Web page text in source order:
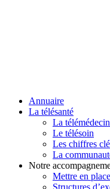
Annuaire
La télésanté
La
Le télésoin
Les chiffres
La
Notre
Mettre en
Structures